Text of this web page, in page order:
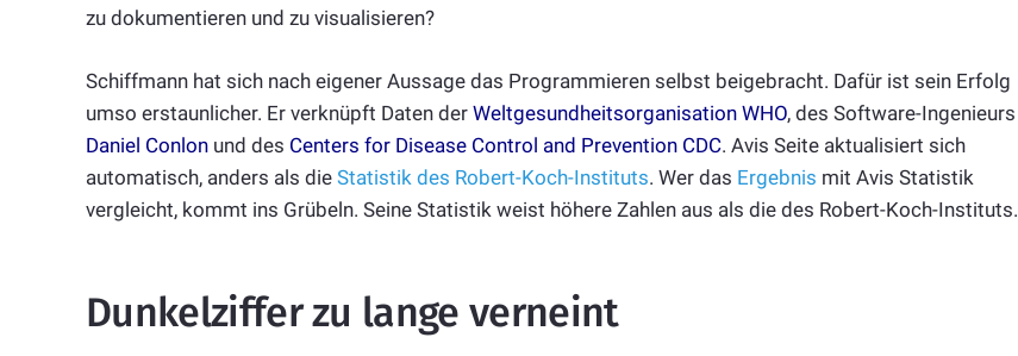
zu dokumentieren und zu visualisieren?
Schiffmann hat sich nach eigener Aussage das Programmieren selbst beigebracht. Dafür ist sein Erfolg
umso erstaunlicher. Er verknüpft Daten der Weltgesundheitsorganisation WHO, des Software-Ingenieurs
Daniel Conlon und des Centers for Disease Control and Prevention CDC. Avis Seite aktualisiert sich
automatisch, anders als die Statistik des Robert-Koch-Instituts. Wer das Ergebnis mit Avis Statistik
vergleicht, kommt ins Grübeln. Seine Statistik weist höhere Zahlen aus als die des Robert-Koch-Instituts.
Dunkelziffer zu lange verneint